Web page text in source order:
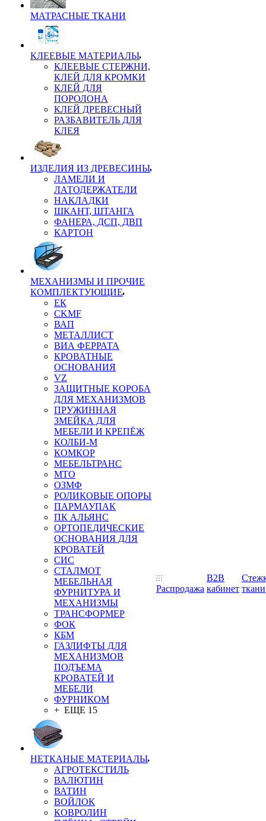
МАТРАСНЫЕ ТКАНИ
КЛЕЕВЫЕ МАТЕРИАЛЫ
КЛЕЕВЫЕ СТЕРЖНИ,
КЛЕЙ ДЛЯ КРОМКИ
КЛЕЙ ДЛЯ
ПОРОЛОНА
КЛЕЙ ДРЕВЕСНЫЙ
РАЗБАВИТЕЛЬ ДЛЯ
КЛЕЯ
ИЗДЕЛИЯ ИЗ ДРЕВЕСИНЫ
ЛАМЕЛИ И
ЛАТОДЕРЖАТЕЛИ
НАКЛАДКИ
ШКАНТ, ШТАНГА
ФАНЕРА, ДСП, ДВП
КАРТОН
МЕХАНИЗМЫ И ПРОЧИЕ
КОМПЛЕКТУЮЩИЕ
ЕК
CKMF
ВАП
МЕТАЛЛИСТ
ВИА ФЕРРАТА
КРОВАТНЫЕ
ОСНОВАНИЯ
VZ
ЗАЩИТНЫЕ КОРОБА
ДЛЯ МЕХАНИЗМОВ
ПРУЖИННАЯ
ЗМЕЙКА ДЛЯ
МЕБЕЛИ И КРЕПЁЖ
КОЛБИ-М
КОМКОР
МЕБЕЛЬТРАНС
MTO
ОЗМФ
РОЛИКОВЫЕ ОПОРЫ
ПАРМАУПАК
ПК АЛЬЯНС
ОРТОПЕДИЧЕСКИЕ
ОСНОВАНИЯ ДЛЯ
КРОВАТЕЙ
СИС
СТАЛМОТ
МЕБЕЛЬНАЯ
ФУРНИТУРА И
МЕХАНИЗМЫ
ТРАНСФОРМЕР
ФОК
КБМ
ГАЗЛИФТЫ ДЛЯ
МЕХАНИЗМОВ
ПОДЪЕМА
КРОВАТЕЙ И
МЕБЕЛИ
ФУРНИКОМ
+ ЕЩЕ 15
НЕТКАНЫЕ МАТЕРИАЛЫ
АГРОТЕКСТИЛЬ
ВАЛЮТИН
ВАТИН
ВОЙЛОК
КОВРОЛИН
Распродажа
B2B
кабинет ткани